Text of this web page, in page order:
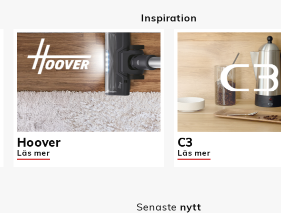
Inspiration
Hoover
Läs mer
C3
Läs mer
Senaste nytt